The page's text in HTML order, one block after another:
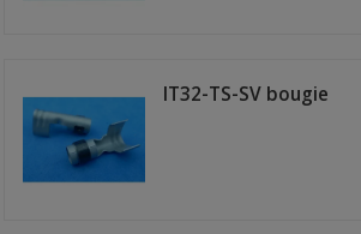
IT32-TS-SV bougie